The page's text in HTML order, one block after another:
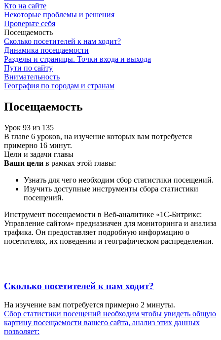
Кто на сайте
Некоторые проблемы и решения
Проверьте себя
Посещаемость
Сколько посетителей к нам ходит?
Динамика посещаемости
Разделы и страницы. Точки входа и выхода
Пути по сайту
Внимательность
География по городам и странам
Посещаемость
Урок 93 из 135
В главе 6 уроков, на изучение которых вам потребуется
примерно 16 минут.
Цели и задачи главы
Ваши цели в рамках этой главы:
Узнать для чего необходим сбор статистики посещений.
Изучить доступные инструменты сбора статистики
посещений.
Инструмент посещаемости в Веб-аналитике «1С-Битрикс:
Управление сайтом» предназначен для мониторинга и анализа
трафика. Он предоставляет подробную информацию о
посетителях, их поведении и географическом распределении.
Сколько посетителей к нам ходит?
На изучение вам потребуется примерно 2 минуты.
Сбор статистики посещений необходим чтобы увидеть общую
картину посещаемости вашего сайта, анализ этих данных
позволяет: